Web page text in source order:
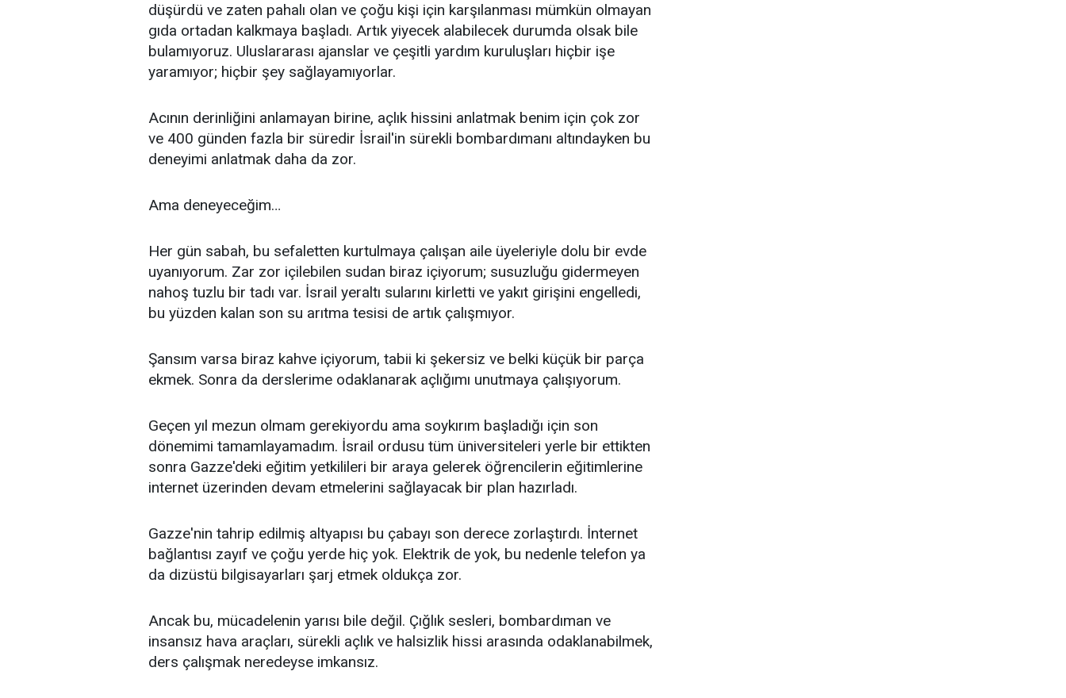
düşürdü ve zaten pahalı olan ve çoğu kişi için karşılanması mümkün olmayan
gıda ortadan kalkmaya başladı. Artık yiyecek alabilecek durumda olsak bile
bulamıyoruz. Uluslararası ajanslar ve çeşitli yardım kuruluşları hiçbir işe
yaramıyor; hiçbir şey sağlayamıyorlar.
Acının derinliğini anlamayan birine, açlık hissini anlatmak benim için çok zor
ve 400 günden fazla bir süredir İsrail'in sürekli bombardımanı altındayken bu
deneyimi anlatmak daha da zor.
Ama deneyeceğim…
Her gün sabah, bu sefaletten kurtulmaya çalışan aile üyeleriyle dolu bir evde
uyanıyorum. Zar zor içilebilen sudan biraz içiyorum; susuzluğu gidermeyen
nahoş tuzlu bir tadı var. İsrail yeraltı sularını kirletti ve yakıt girişini engelledi,
bu yüzden kalan son su arıtma tesisi de artık çalışmıyor.
Şansım varsa biraz kahve içiyorum, tabii ki şekersiz ve belki küçük bir parça
ekmek. Sonra da derslerime odaklanarak açlığımı unutmaya çalışıyorum.
Geçen yıl mezun olmam gerekiyordu ama soykırım başladığı için son
dönemimi tamamlayamadım. İsrail ordusu tüm üniversiteleri yerle bir ettikten
sonra Gazze'deki eğitim yetkilileri bir araya gelerek öğrencilerin eğitimlerine
internet üzerinden devam etmelerini sağlayacak bir plan hazırladı.
Gazze'nin tahrip edilmiş altyapısı bu çabayı son derece zorlaştırdı. İnternet
bağlantısı zayıf ve çoğu yerde hiç yok. Elektrik de yok, bu nedenle telefon ya
da dizüstü bilgisayarları şarj etmek oldukça zor.
Ancak bu, mücadelenin yarısı bile değil. Çığlık sesleri, bombardıman ve
insansız hava araçları, sürekli açlık ve halsizlik hissi arasında odaklanabilmek,
ders çalışmak neredeyse imkansız.